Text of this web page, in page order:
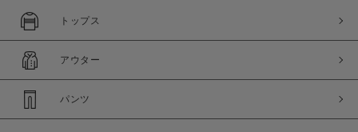
トップス
アウター
パンツ